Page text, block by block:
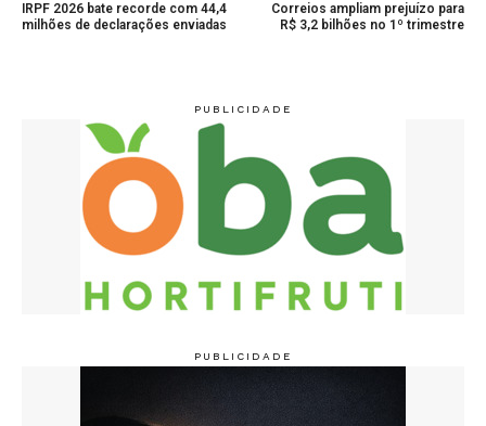
IRPF 2026 bate recorde com 44,4
milhões de declarações enviadas
Correios ampliam prejuízo para
R$ 3,2 bilhões no 1º trimestre